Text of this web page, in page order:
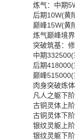
炼气：中期
后期10W(黄
巅峰15W(黄
炼气巅峰境界:
突破筑基：修
中期332500(
后期418000(
巅峰515000(
肉身突破炼体
凡人之躯下阶
古铜灵体上阶
古铜灵体下阶
银纹灵躯上阶
银纹灵躯下阶